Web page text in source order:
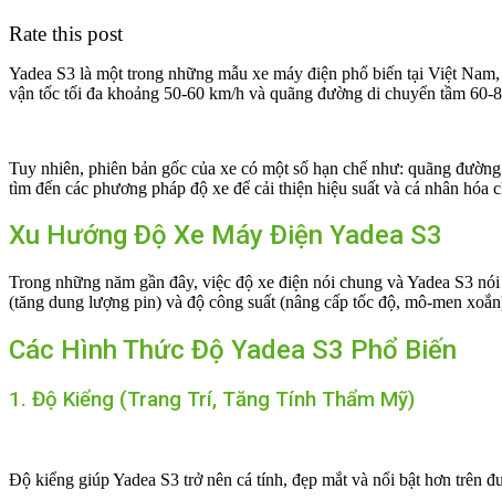
Rate this post
Yadea S3 là một trong những mẫu xe máy điện phổ biến tại Việt
vận tốc tối đa khoảng 50-60 km/h và quãng đường di chuyển tầm 60-
Tuy nhiên, phiên bản gốc của xe có một số hạn chế như: quãng
tìm đến các phương pháp độ xe để cải thiện hiệu suất và cá nhân hóa
Xu Hướng Độ Xe Máy Điện Yadea S3
Trong những năm gần đây, việc độ xe điện nói chung và Yadea S3
(tăng dung lượng pin) và độ công suất (nâng cấp tốc độ, mô-men
Các Hình Thức Độ Yadea S3 Phổ Biến
1. Độ Kiểng (Trang Trí, Tăng Tính Thẩm Mỹ)
Độ kiểng giúp Yadea S3 trở nên cá tính, đẹp mắt và nổi bật hơn trên